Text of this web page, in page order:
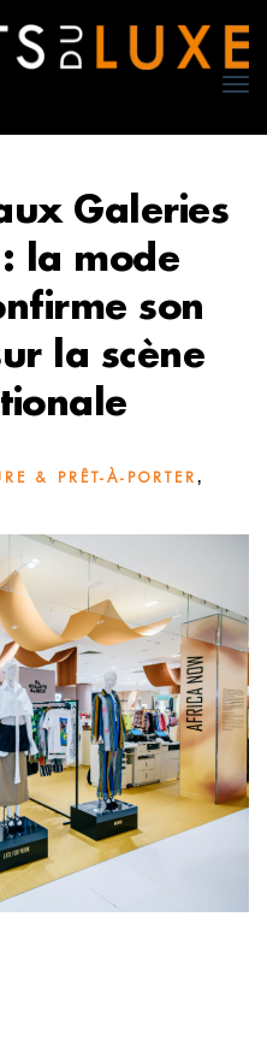
Galeries
la mode
son
la scène
& PRÊT-À-PORTER ,